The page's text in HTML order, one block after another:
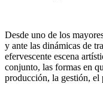
Desde uno de los
y ante las dinámicas de
efervescente escena
conjunto, las formas en
producción, la gestión, el